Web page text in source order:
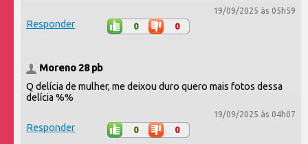
19/09/2025 às 05h59
Responder 0 0
Moreno 28 pb
Q delícia de mulher, me deixou duro quero mais fotos dessa
delícia %%
19/09/2025 às 04h07
Responder 0 0